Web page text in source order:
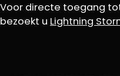
Voor directe toegang
bezoekt u Lightning